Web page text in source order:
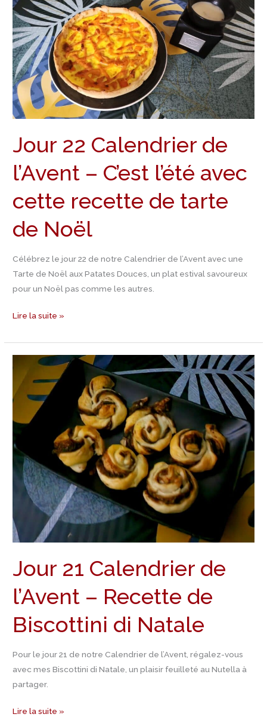
Jour 22 Calendrier de
l’Avent – C’est l’été avec
cette recette de tarte
de Noël
Célébrez le jour 22 de notre Calendrier de l’Avent avec une
Tarte de Noël aux Patates Douces, un plat estival savoureux
pour un Noël pas comme les autres.
22
Calendrier
de
l’Avent
–
C’est
l’été
avec
recette
de
tarte
de
Noël
Lire la suite »
Jour 21 Calendrier de
l’Avent – Recette de
Biscottini di Natale
Pour le jour 21 de notre Calendrier de l’Avent, régalez-vous
avec mes Biscottini di Natale, un plaisir feuilleté au Nutella à
partager.
Calendrier
de
l’Avent
–
Recette
de
Biscottini
Natale
Lire la suite »